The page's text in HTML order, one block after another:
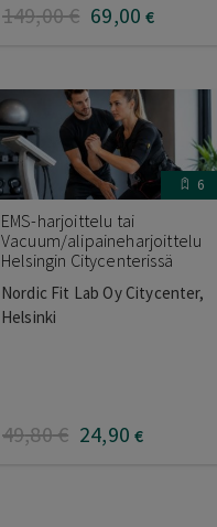
149,00€ 69,00 €
6
EMS-harjoittelu tai
Vacuum/alipaineharjoittelu
Helsingin Citycenterissä
Nordic Fit Lab Oy Citycenter,
Helsinki
49,80€ 24,90 €